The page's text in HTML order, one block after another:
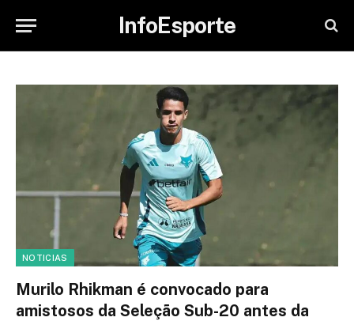
InfoEsporte
NOTICIAS
Murilo Rhikman é convocado para
amistosos da Seleção Sub-20 antes da